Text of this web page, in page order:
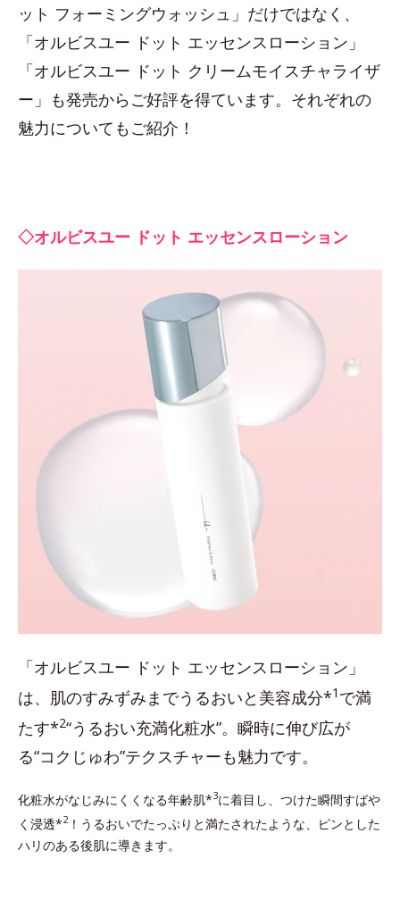
ット フォーミングウォッシュ」だけではなく、
「オルビスユー ドット エッセンスローション」
「オルビスユー ドット クリームモイスチャライザ
ー」も発売からご好評を得ています。それぞれの
魅力についてもご紹介！
◇オルビスユー ドット エッセンスローション
「オルビスユー ドット エッセンスローション」
は、肌のすみずみまでうるおいと美容成分*1 で満
たす*2“うるおい充満化粧水”。瞬時に伸び広が
る“コクじゅわ”テクスチャーも魅力です。
化粧水がなじみにくくなる年齢肌*3に着目し、つけた瞬間すばや
く浸透*2！うるおいでたっぷりと満たされたような、ピンとした
ハリのある後肌に導きます。